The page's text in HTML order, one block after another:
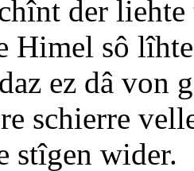
der
Himel sô
ez dâ von
schierre
stîgen wider.